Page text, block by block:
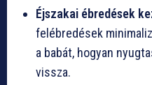
Éjszakai ébredések
felébredések
a babát, hogyan
vissza.